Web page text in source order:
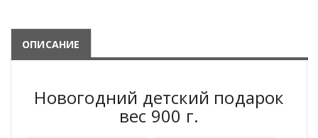
ОПИСАНИЕ
Новогодний детский подарок
вес 900 г.